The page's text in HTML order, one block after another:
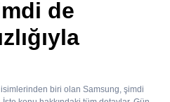
de
biri olan Samsung, şimdi